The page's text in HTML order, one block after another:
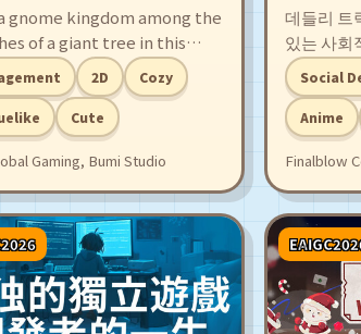
gnome kingdom among the
of a giant tree in this
mix of city-building and
deckbuilding. Grow the
structures, earn cards
and survive
and disasters. Each run
and unfolds
Can your tree kingdom
2D Cozy
Cute
Gaming, Bumi Studio
데들리 트
있는 사회
업'이라는
는 데스게
에 따라,
화이트가
니다! 협동
Social
Anime
Finalblow